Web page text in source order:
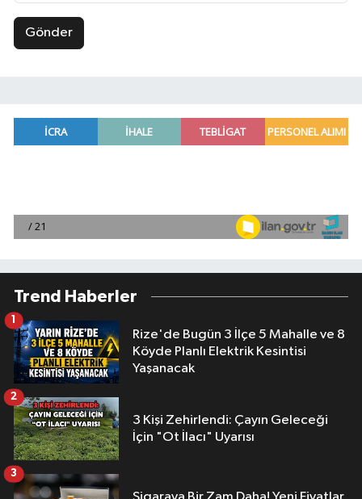
Gönder
Trend Haberler
Rize'de Bugün 3 İlçe 5 Mahalle ve 8
Köyde Planlı Elektrik Kesintisi
Yaşanacak
1
3 Kişi Zehirlendi: Çayın Geleceği
İçin "Ot İlacı" Uyarısı
2
3